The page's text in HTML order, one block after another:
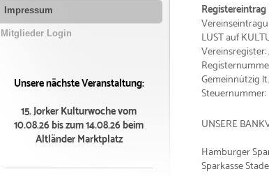
Registereintrag
LUST auf
Gemeinnützig
UNSERE
Hamburger
Sparkasse
Impressum
Mitglieder Login
Unsere nächste Veranstaltung:
15. Jorker Kulturwoche vom
10.08.26 bis zum 14.08.26 beim
Altländer Marktplatz